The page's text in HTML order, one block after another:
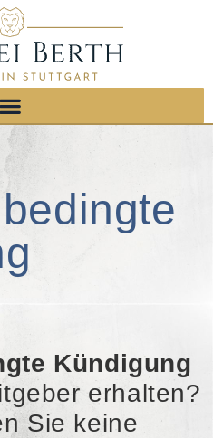
Kündigung
erhalten?
Sie keine